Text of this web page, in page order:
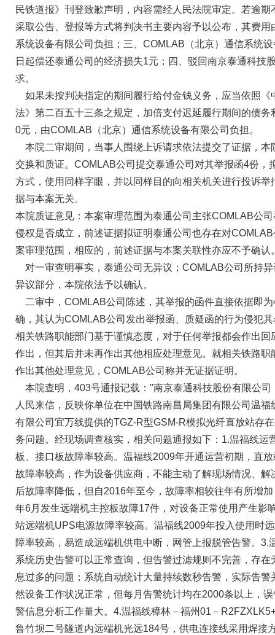
民铁道报》刊登致歉声明，内容需经人民法院审定。若逾
采取公告、登报等方式将判决书主要内容予以公布，其费
系统设备有限公司负担；三、COMLAB（北京）通信系统
日起偿还泰通公司的经济损失1元；四、驳回南京泰通科技
求。
如果未按判决指定的期间履行给付金钱义务，应当依照《
法》第二百五十三条之规定，加倍支付迟延履行期间的债务
0元，由COMLAB（北京）通信系统设备有限公司负担。
本院二审期间，当事人围绕上诉请求依法提交了证据，本
交换和质证。COMLAB公司提交泰通公司对其举报函4份，
方式，使用同样字眼，并以同样目的向相关机关进行投诉举
据与本案无关。
本院质证意见：本案审理范围为泰通公司主张COMLAB公
侵权是否成立，前述证据拟证明泰通公司也存在对
案审理范围，相应的，前述证据与本案关联性亦应不予确认
对一审查明事实，泰通公司无异议；COMLAB公司所持
异议部分，本院依法予以确认。
二审中，COMLAB公司陈述，其举报的函件直接依据即
确，其认为COMLAB公司发出举报函、质疑函的行为侵犯
相关铁路职能部门基于谨慎态度，对于任何举报都会作出回
作出，但其后并未再作出其他相应处理意见。就相关铁路职
作出其他处理意见，COMLAB公司称并无证据证明。
本院查明，403号通报记载："南京泰通科技股份有限公司
人民来信，反映你单位在中国铁路南昌局集团有限公司温
有限公司宜万线提供的TGZ-R型GSM-R模拟光纤直放站存
务问题。经现场调查核实，相关问题通报如下：1.温福线运
板、接口板故障率较高。温福线2009年开通运营初期，直
故障率较高，作为设备供应商，不能主动了解现场情况、
后故障率降低，但自2016年至今，故障率相较往年有所增
年6月发生远端机主控板故障17件，对设备正常使用产生影
站远端机UPS电源故障率较高。温福线2009年投入使用时
障率较高，易造成远端机供电中断，网管上报脱管告警。3.
系统历史告警可以正常查询，但告警过滤规则不完善，存
息过多的问题；系统自动统计大量持续数秒告警，实际告
然设备工作状况正常，但每月告警统计均在2000条以上，
警信息分析工作量大。4.温福线樟林－福州01－
鲁竹坝二号隧道内远端机光远184号，供电连接线采用焊接